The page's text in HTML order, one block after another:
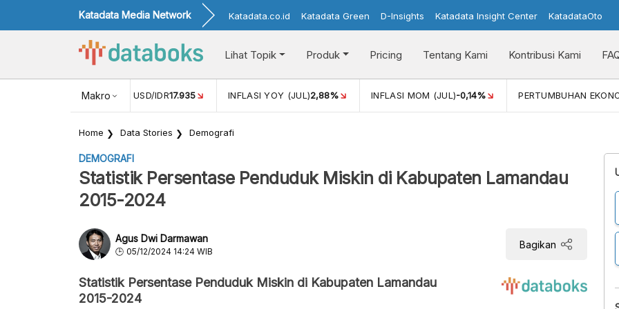
Katadata Media Network Katadata.co.id Katadata Green D-Insights Katadata Insight Center KatadataOto
Lihat Topik Produk Pricing Tentang Kami Kontribusi Kami
Makro
NILAI TUKAR USD/IDR17.935 INFLASI YOY (JUL)2,88% INFLASI MOM (JUL)-0,14% PERTUMBUHAN
Home Data Stories Demografi
DEMOGRAFI
Statistik Persentase Penduduk Miskin di Kabupaten Lamandau
2015-2024
Agus Dwi Darmawan
05/12/2024 14:24 WIB
Bagikan
Statistik Persentase Penduduk Miskin di Kabupaten Lamandau
2015-2024